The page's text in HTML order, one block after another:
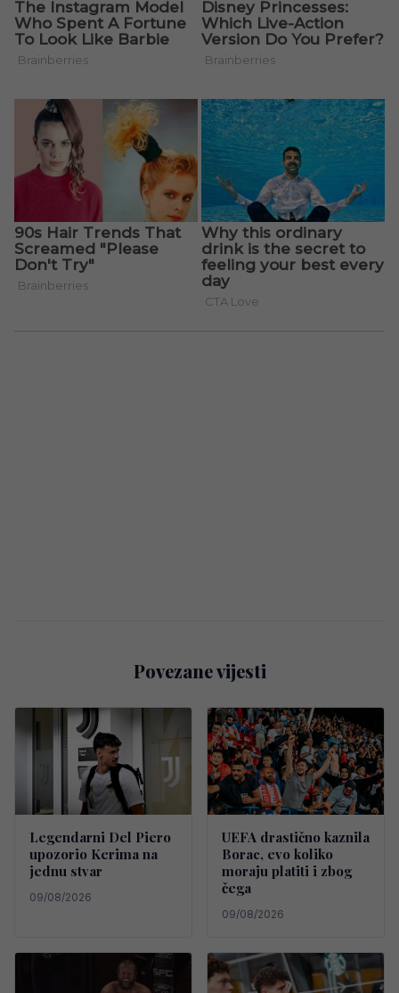
Povezane vijesti
Legendarni Del Piero
upozorio Kerima na
jednu stvar
09/08/2026
UEFA drastično kaznila
Borac, evo koliko
moraju platiti i zbog
čega
09/08/2026